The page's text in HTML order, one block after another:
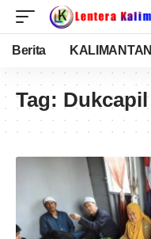
Berita
Tag: